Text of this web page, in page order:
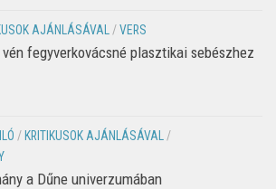
AJÁNLÁSÁVAL /VERS
fegyverkovácsné plasztikai sebészhez
/ KRITIKUSOK AJÁNLÁSÁVAL
/
a Dűne univerzumában